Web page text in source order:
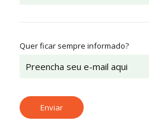
Quer ficar sempre informado?